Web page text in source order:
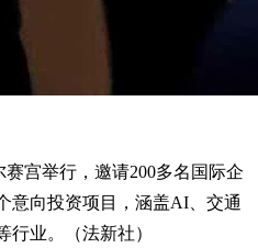
宫举行，邀请200多名国际企
意向投资项目，涵盖AI、交通
行业。（法新社）